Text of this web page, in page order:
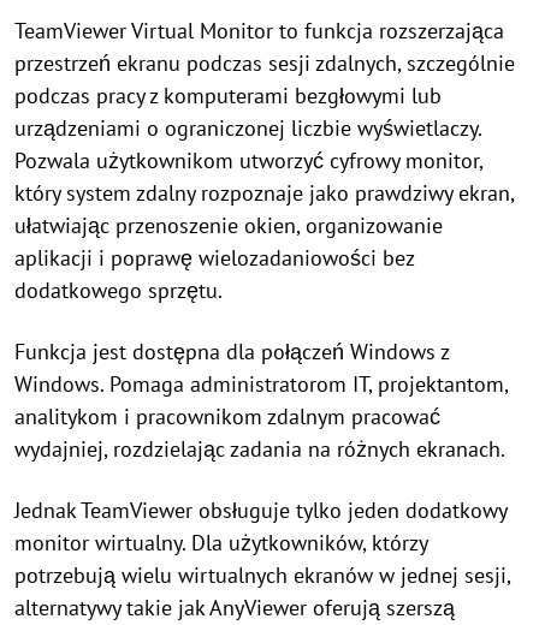
TeamViewer Virtual Monitor to funkcja rozszerzająca
przestrzeń ekranu podczas sesji zdalnych, szczególnie
podczas pracy z komputerami bezgłowymi lub
urządzeniami o ograniczonej liczbie wyświetlaczy.
Pozwala użytkownikom utworzyć cyfrowy monitor,
który system zdalny rozpoznaje jako prawdziwy ekran,
ułatwiając przenoszenie okien, organizowanie
aplikacji i poprawę wielozadaniowości bez
dodatkowego sprzętu.
Funkcja jest dostępna dla połączeń Windows z
Windows. Pomaga administratorom IT, projektantom,
analitykom i pracownikom zdalnym pracować
wydajniej, rozdzielając zadania na różnych ekranach.
Jednak TeamViewer obsługuje tylko jeden dodatkowy
monitor wirtualny. Dla użytkowników, którzy
potrzebują wielu wirtualnych ekranów w jednej sesji,
alternatywy takie jak AnyViewer oferują szerszą